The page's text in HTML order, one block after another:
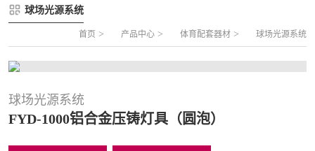
FLZ-B 夹芯板笼式足球
FLZ-C 半格栅笼式足球
FLZ-D PE包塑笼式足球
片装组合式围网
球场光源系统
首页 > 产品中心 > 体育配套器材 > 球场光源系统
球场光源系统
FYD-1000铝合金压铸灯具（圆泡）